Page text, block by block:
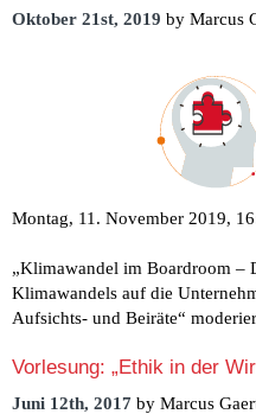
Oktober 21st, 2019 by Marcus
Montag, 11. November 2019,
„Klimawandel im Boardroom –
Klimawandels auf die
Aufsichts- und Beiräte“
Vorlesung: „Ethik in der
Juni 12th, 2017 by Marcus